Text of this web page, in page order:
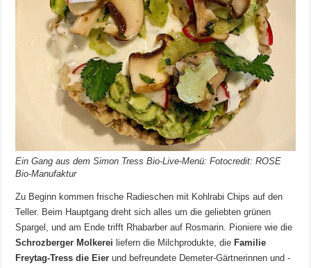
Ein Gang aus dem Simon Tress Bio-Live-Menü: Fotocredit: ROSE
Bio-Manufaktur
Zu Beginn kommen frische Radieschen mit Kohlrabi Chips auf den
Teller. Beim Hauptgang dreht sich alles um die geliebten grünen
Spargel, und am Ende trifft Rhabarber auf Rosmarin. Pioniere wie die
Schrozberger Molkerei liefern die Milchprodukte, die Familie
Freytag-Tress die Eier und befreundete Demeter-Gärtnerinnen und -